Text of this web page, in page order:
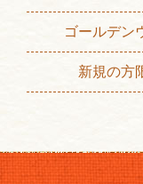
ゴールデン
新規の方